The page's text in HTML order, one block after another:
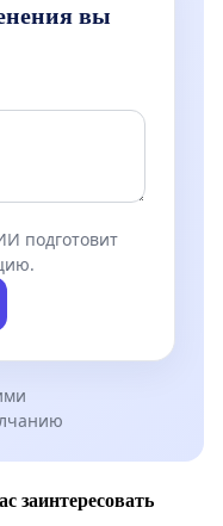
вы
подготовит
заинтересовать